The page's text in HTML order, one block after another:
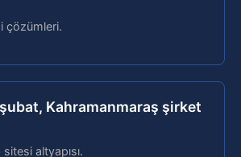
çözümleri.
Kahramanmaraş şirket
altyapısı.